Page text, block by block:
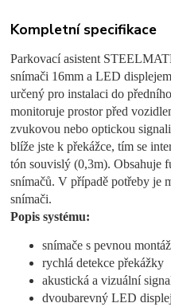
Kompletní specifikace
Parkovací asistent
snímači 16mm a LED
určený pro instalaci do
monitoruje prostor před
zvukovou nebo optickou
blíže jste k překážce, tím se
tón souvislý (0,3m). Obsahuje
snímačů. V případě potřeby je
snímači.
Popis systému:
snímače s pevnou
rychlá detekce překážky
akustická a vizuální
dvoubarevný LED